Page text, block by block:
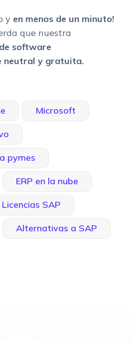
y en menos de un minuto!
que nuestra
software
neutral y gratuita.
Microsoft
pymes
ERP en la nube
Licencias SAP
Alternativas a SAP